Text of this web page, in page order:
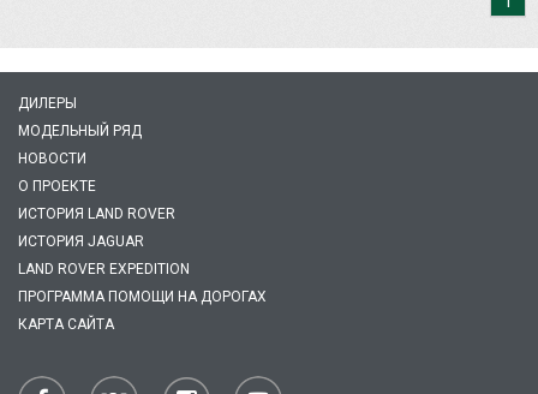
ДИЛЕРЫ
МОДЕЛЬНЫЙ РЯД
НОВОСТИ
О ПРОЕКТЕ
ИСТОРИЯ LAND ROVER
ИСТОРИЯ JAGUAR
LAND ROVER EXPEDITION
ПРОГРАММА ПОМОЩИ НА ДОРОГАХ
КАРТА САЙТА